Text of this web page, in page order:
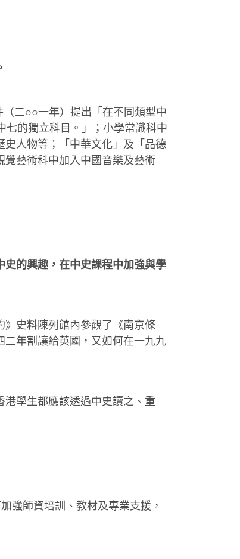
二○○一年）提出「在不同類型中
的獨立科目。」；小學常識科中
史人物等；「中華文化」及「品德
藝術科中加入中國音樂及藝術
史的興趣，在中史課程中加強與學
史料陳列館內參觀了《南京條
年割讓給英國，又如何在一九九
學生都應該透過中史讀之、重
強師資培訓、教材及專業支援，